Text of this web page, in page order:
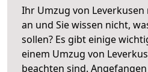
Ihr Umzug von
an und Sie wissen nicht,
sollen? Es gibt einige
einem Umzug von
beachten sind.